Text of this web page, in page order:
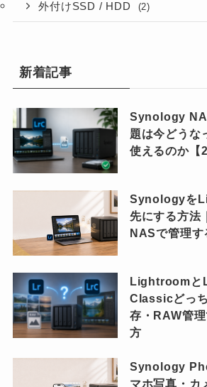
外付けSSD / HDD (2)
新着記事
Synology
題は今どうな
使えるのか【
Synologyを
先にする方法
NASで管理す
Lightroomと
Classicどっ
存・RAW管
方
Synology
マホ写真・カ